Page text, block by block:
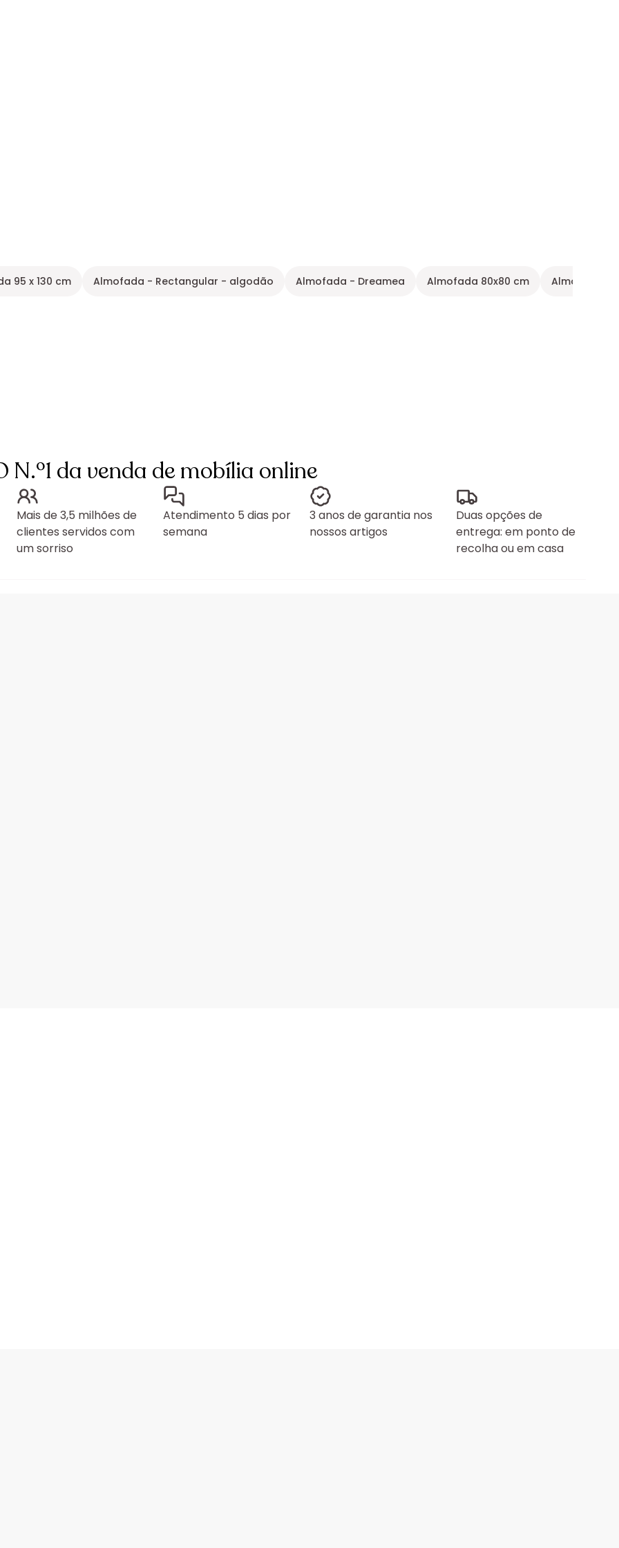
95 x 130 cm Almofada - Rectangular - algodão Almofada - Dreamea Almofada 80x80 cm Almofada -
N.º1 da venda de mobília online
Mais de 3,5 milhões de
clientes servidos com
um sorriso
Atendimento 5 dias por
semana
3 anos de garantia nos
nossos artigos
Duas opções de
entrega: em ponto de
recolha ou em casa